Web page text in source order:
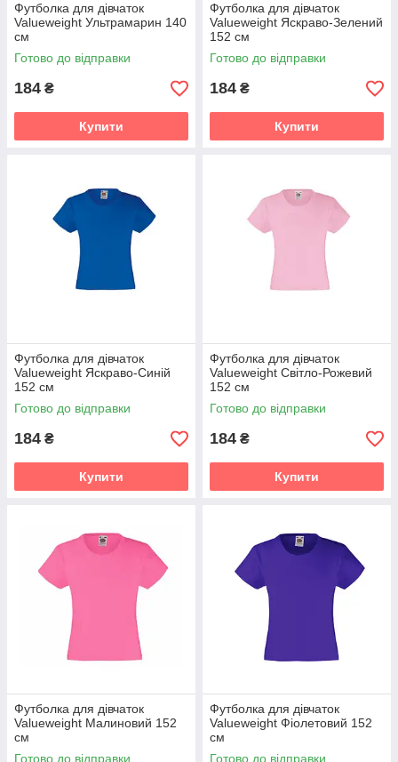
Футболка для дівчаток
Valueweight Ультрамарин 140
см
Готово до відправки
184 ₴
Купити
Футболка для дівчаток
Valueweight Яскраво-Зелений
152 см
Готово до відправки
184 ₴
Купити
Футболка для дівчаток
Valueweight Яскраво-Синій
152 см
Готово до відправки
184 ₴
Купити
Футболка для дівчаток
Valueweight Світло-Рожевий
152 см
Готово до відправки
184 ₴
Купити
Футболка для дівчаток
Valueweight Малиновий 152
см
Готово до відправки
Футболка для дівчаток
Valueweight Фіолетовий 152
см
Готово до відправки